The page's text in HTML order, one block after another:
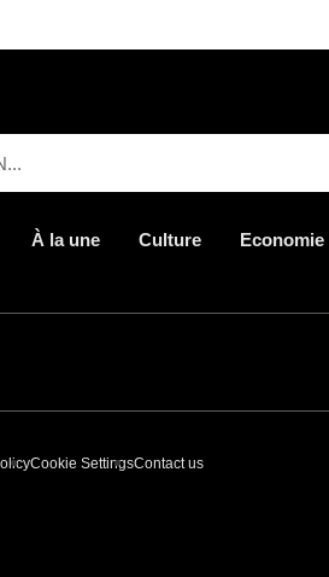
À la une Culture Economie
Cookie SettingsContact us